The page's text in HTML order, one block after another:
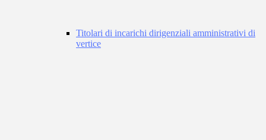
Titolari di incarichi dirigenziali amministrativi di
vertice